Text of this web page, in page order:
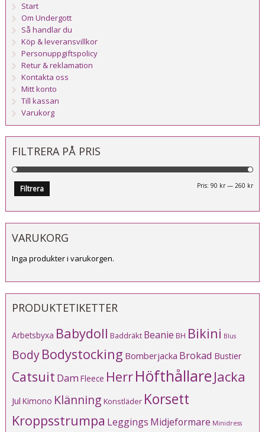
Start
Om Undergott
Så handlar du
Köp & leveransvillkor
Personuppgiftspolicy
Retur & reklamation
Kontakta oss
Mitt konto
Till kassan
Varukorg
FILTRERA PÅ PRIS
Filtrera Pris:90 kr —260 kr
VARUKORG
Inga produkter i varukorgen.
PRODUKTETIKETTER
Arbetsbyxa Babydoll Baddräkt Beanie BH Bikini Blus
BodyBodystocking Bomberjacka Brokad Bustier
Catsuit Dam Fleece HerrHöfthållare Jacka
Jul Kimono Klänning Konstläder Korsett
Kroppsstrumpa Leggings Midjeformare Minidress